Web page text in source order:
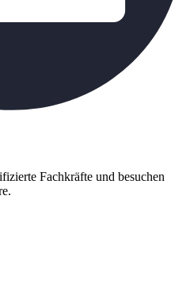
Fachkräfte und besuchen